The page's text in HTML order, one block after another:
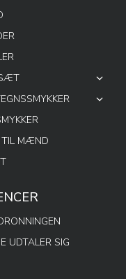
TIL MÆND
UDTALER SIG